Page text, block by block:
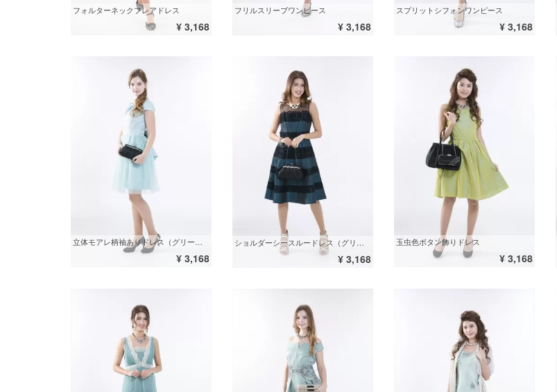
フォルターネックフレアドレス
¥ 3,168
フリルスリーブワンピース
¥ 3,168
スプリットシフォンワンピース
¥ 3,168
立体モアレ柄袖ありドレス（グリーン）
¥ 3,168
ショルダーシースルードレス（グリーン）
¥ 3,168
玉虫色ボタン飾りドレス
¥ 3,168